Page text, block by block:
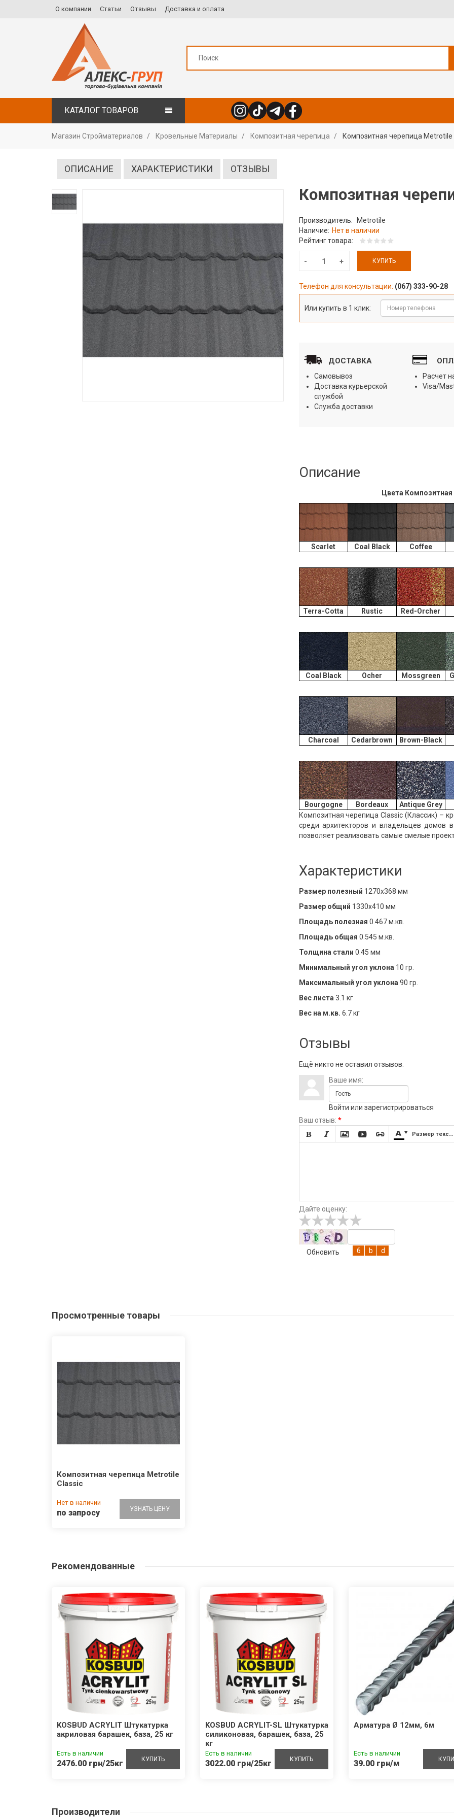
О компании Статьи Отзывы Доставка и оплата
КАТАЛОГ ТОВАРОВ
Магазин Стройматериалов Кровельные Материалы Композитная черепица Композитная черепица Metrotile
ОПИСАНИЕ ХАРАКТЕРИСТИКИ ОТЗЫВЫ
Композитная
Производитель:
Metrotile
Наличие: Нет в наличии
Рейтинг товара:
КУПИТЬ
Телефон для консультации: (067) 333-90-28
Или купить в 1 клик:
ДОСТАВКА
Самовывоз
Доставка курьерской
службой
Служба доставки
Расчет
Visa/
Описание
Цвета
Scarlet Coal Black Coffee
Terra-Cotta Rustic Red-Orcher
Coal Black Ocher Mossgreen
Charcoal Cedarbrown Brown-Black
Bourgogne Bordeaux Antique Grey
Композитная черепица Сlassic (Классик) –
среди архитекторов и владельцев домов
позволяет реализовать самые смелые
Характеристики
Размер полезный 1270х368 мм
Размер общий 1330х410 мм
Площадь полезная 0.467 м.кв.
Площадь общая 0.545 м.кв.
Толщина стали 0.45 мм
Минимальный угол уклона 10 гр.
Максимальный угол уклона 90 гр.
Вес листа 3.1 кг
Вес на м.кв. 6.7 кг
Отзывы
Ещё никто не оставил отзывов.
Ваше имя:
Войти или зарегистрироваться
Ваш отзыв: *
       Размер текста
Дайте оценку:
Обновить
Просмотренные товары
Композитная черепица Metrotile
Classic
Нет в наличии
по запросу УЗНАТЬ ЦЕНУ
Рекомендованные
KOSBUD ACRYLIT Штукатурка
акриловая барашек, база, 25 кг
Есть в наличии
2476.00 грн/25кг КУПИТЬ
KOSBUD ACRYLIT-SL Штукатурка
силиконовая, барашек, база, 25
кг
Есть в наличии
3022.00 грн/25кг КУПИТЬ
Арматура Ø 12мм, 6м
Есть в наличии
39.00 грн/м
Производители